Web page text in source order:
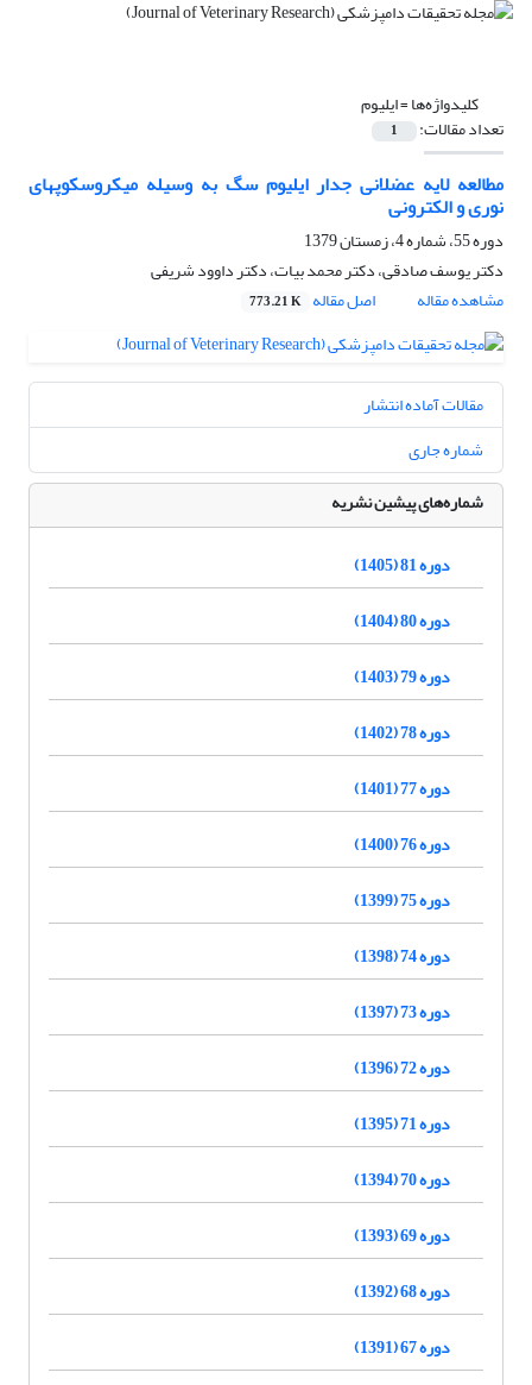
کلیدواژه‌ها =ایلیوم
تعداد مقالات: 1
مطالعه لایه عضلانی جدار ایلیوم سگ به وسیله میکروسکوپهای
نوری و الکترونی
دوره 55، شماره 4، زمستان 1379
دکتر یوسف صادقی، دکتر محمد بیات، دکتر داوود شریفی
مشاهده مقاله
اصل مقاله 773.21 K
مقالات آماده انتشار
شماره جاری
شماره‌های پیشین نشریه
دوره 81 (1405)
دوره 80 (1404)
دوره 79 (1403)
دوره 78 (1402)
دوره 77 (1401)
دوره 76 (1400)
دوره 75 (1399)
دوره 74 (1398)
دوره 73 (1397)
دوره 72 (1396)
دوره 71 (1395)
دوره 70 (1394)
دوره 69 (1393)
دوره 68 (1392)
دوره 67 (1391)